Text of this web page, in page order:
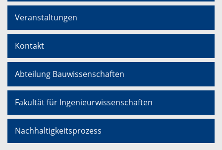
Veranstaltungen
Kontakt
Abteilung Bauwissenschaften
Fakultät für Ingenieurwissenschaften
Nachhaltigkeitsprozess